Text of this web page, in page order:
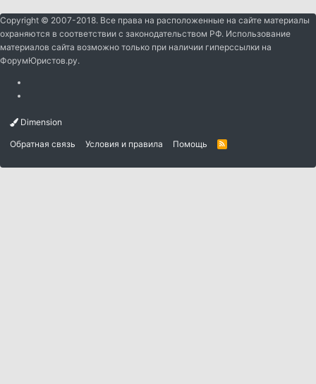
Copyright © 2007-2018. Все права на расположенные на сайте материалы
охраняются в соответствии с законодательством РФ. Использование
материалов сайта возможно только при наличии гиперссылки на
ФорумЮристов.ру.
Dimension
Обратная связь Условия и правила Помощь